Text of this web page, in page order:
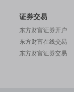
证券交易
东方财富证券开户
东方财富在线交易
东方财富证券交易